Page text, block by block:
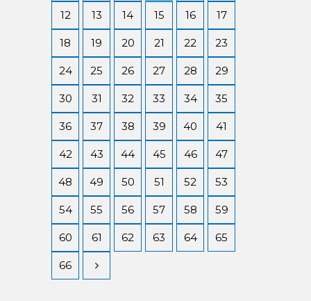
12 13 14 15 16 17
18 19 20 21 22 23
24 25 26 27 28 29
30 31 32 33 34 35
36 37 38 39 40 41
42 43 44 45 46 47
48 49 50 51 52 53
54 55 56 57 58 59
60 61 62 63 64 65
66